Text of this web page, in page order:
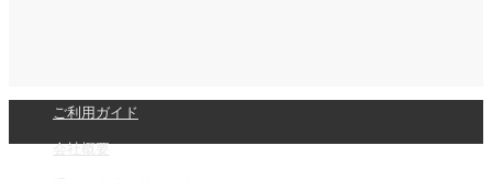
ご利用ガイド
会社概要